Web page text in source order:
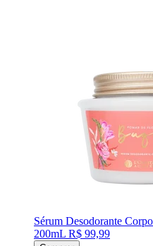
Sérum Desodorante
200mL R$ 99,99